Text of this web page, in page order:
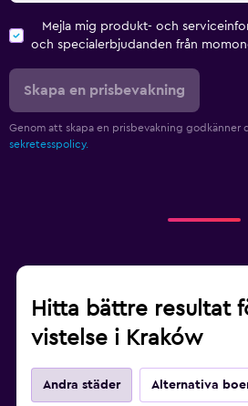
Mejla mig produkt- och
och specialerbjudanden från
Skapa en prisbevakning
Genom att skapa en prisbevakning godkänner
sekretesspolicy.
Hitta bättre resultat
vistelse i Kraków
Andra städer Alternativa